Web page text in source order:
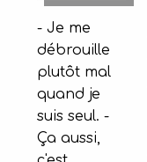
- Je me
débrouille
plutôt mal
quand je
suis seul. -
Ça aussi,